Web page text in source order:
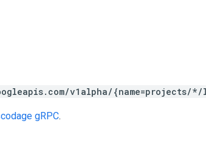
v1alpha/{name=projects/
gRPC.